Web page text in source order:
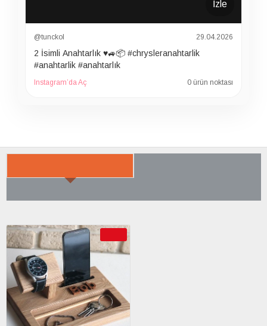
İzle
@tunckol 29.04.2026
2 İsimli Anahtarlık ♥️🚙📦 #chrysleranahtarlik
#anahtarlik #anahtarlık
Instagram’da Aç 0 ürün noktası